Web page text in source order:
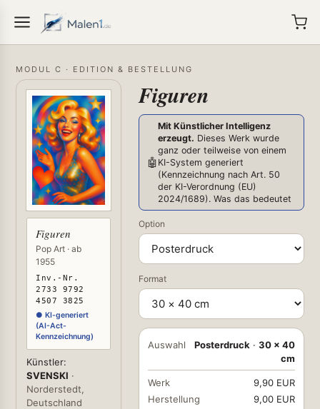
MODUL C · EDITION & BESTELLUNG
Figuren
Pop Art · ab
1955
Inv.-Nr.
2733 9792
4507 3825
● KI-generiert
(AI-Act-
Kennzeichnung)
Künstler:
SVENSKI ·
Norderstedt,
Deutschland
Figuren
🤖
Mit Künstlicher Intelligenz
erzeugt. Dieses Werk wurde
ganz oder teilweise von einem
KI-System generiert
(Kennzeichnung nach Art. 50
der KI-Verordnung (EU)
2024/1689). Was das bedeutet
Option
Format
Auswahl Posterdruck · 30 × 40
cm
Werk
9,90 EUR
Herstellung
9,00 EUR